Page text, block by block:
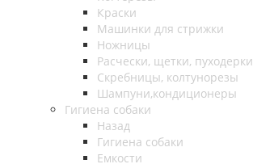
Краски
Машинки для стрижки
Ножницы
Расчески, щетки, пуходерки
Скребницы, колтунорезы
Шампуни,кондиционеры
Гигиена собаки
Назад
Гигиена собаки
Емкости